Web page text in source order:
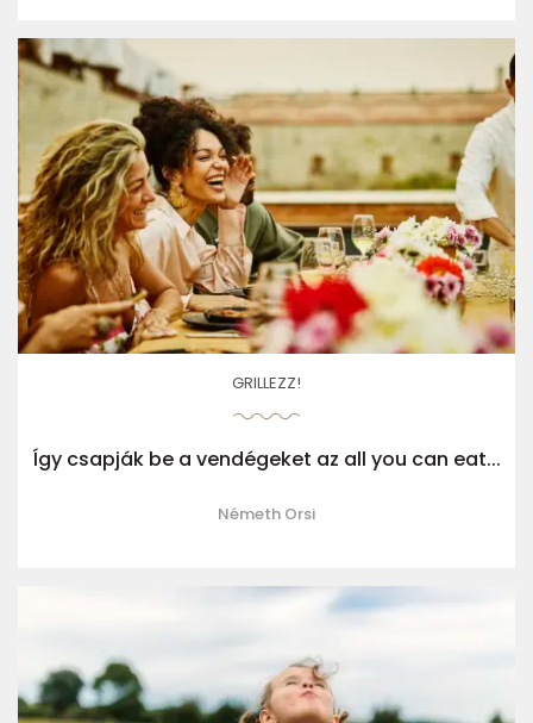
GRILLEZZ!
Így csapják be a vendégeket az all you can eat...
Németh Orsi